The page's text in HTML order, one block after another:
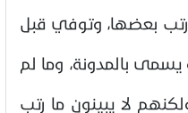
بعضها، وتوفي قبل
بالمدونة، وما لم
لا يبينون ما رتب